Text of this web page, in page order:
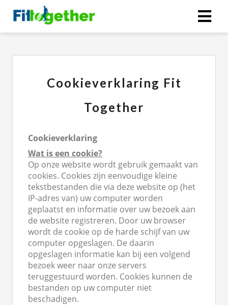
Cookieverklaring Fit
Together
Cookieverklaring
Wat is een cookie?
Op onze website wordt gebruik gemaakt van
cookies. Cookies zijn eenvoudige kleine
tekstbestanden die via deze website op (het
IP-adres van) uw computer worden
geplaatst en informatie over uw bezoek aan
de website registreren. Door uw browser
wordt de cookie op de harde schijf van uw
computer opgeslagen. De daarin
opgeslagen informatie kan bij een volgend
bezoek weer naar onze servers
teruggestuurd worden. Cookies kunnen de
bestanden op uw computer niet
beschadigen.
om
gebruikt